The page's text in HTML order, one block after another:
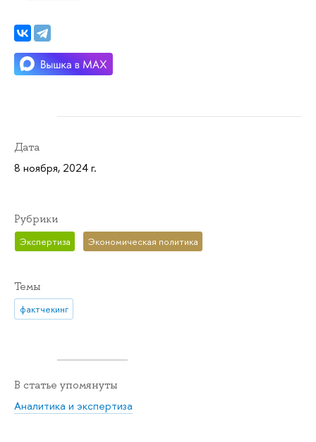
Дата
8 ноября, 2024 г.
Рубрики
Экспертиза Экономическая политика
Темы
фактчекинг
В статье упомянуты
Аналитика и экспертиза